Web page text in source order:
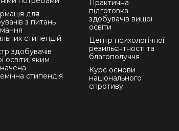
для
з питань
стипендій
здобувачів
освіти, яким
стипендія
Практична
підготовка
здобувачів вищої
освіти
Центр психологічної
резильєнтності та
благополуччя
Курс основи
національного
спротиву